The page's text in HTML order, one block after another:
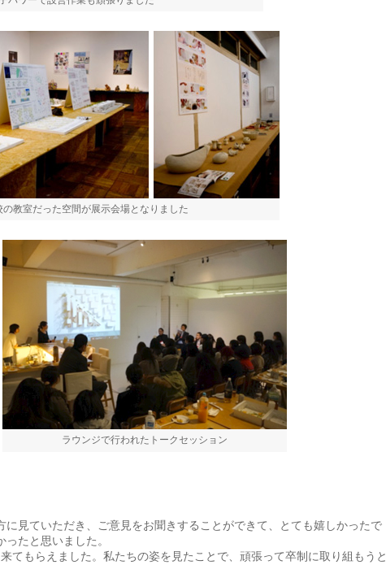
の教室だった空間が展示会場となりました
ラウンジで行われたトークセッション
見ていただき、ご意見をお聞きすることができて、とても嬉しかったで
たと思いました。
てもらえました。私たちの姿を見たことで、頑張って卒制に取り組もうと